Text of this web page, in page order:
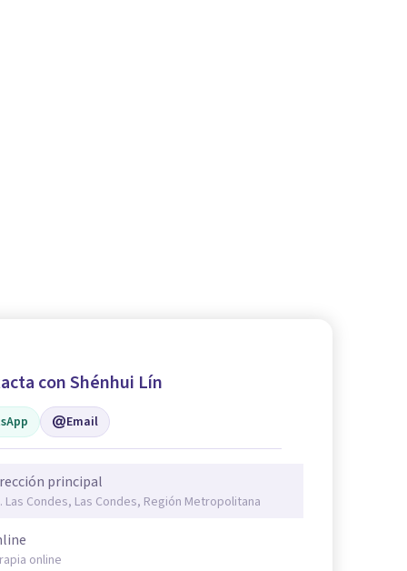
con Shénhui Lín
Email
principal
Las Condes, Las Condes, Región Metropolitana
online